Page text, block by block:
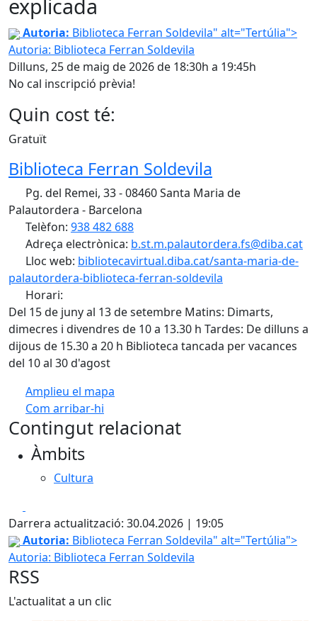
explicada
Tertúlia
Autoria: Biblioteca Ferran Soldevila" alt="Tertúlia">
Autoria: Biblioteca Ferran Soldevila
Dilluns, 25 de maig de 2026 de 18:30h a 19:45h
No cal inscripció prèvia!
Quin cost té:
Gratuït
Biblioteca Ferran Soldevila
Pg. del Remei, 33 - 08460 Santa Maria de
Palautordera - Barcelona
Telèfon: 938 482 688
Adreça electrònica: b.st.m.palautordera.fs@diba.cat
Lloc web: bibliotecavirtual.diba.cat/santa-maria-de-
palautordera-biblioteca-ferran-soldevila
Horari:
Del 15 de juny al 13 de setembre Matins: Dimarts,
dimecres i divendres de 10 a 13.30 h Tardes: De dilluns a
dijous de 15.30 a 20 h Biblioteca tancada per vacances
del 10 al 30 d'agost
Amplieu el mapa
Com arribar-hi
+
−
Contingut relacionat
Àmbits
Cultura
Darrera actualització: 30.04.2026 | 19:05
Tertúlia
Autoria: Biblioteca Ferran Soldevila" alt="Tertúlia">
Autoria: Biblioteca Ferran Soldevila
RSS
L'actualitat a un clic